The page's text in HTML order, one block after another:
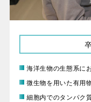
海洋生物の生態系に
微生物を用いた有用
細胞内でのタンパク